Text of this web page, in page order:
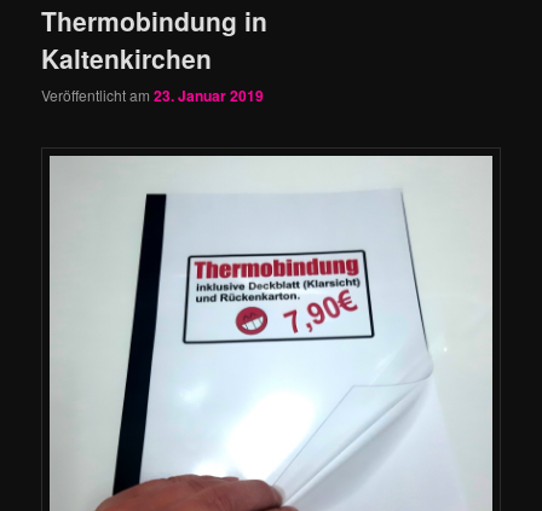
Thermobindung in
Kaltenkirchen
Veröffentlicht am23. Januar 2019